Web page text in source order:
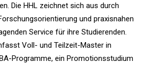
Die HHL zeichnet sich aus durch
und praxisnahen
Service für ihre Studierenden.
Voll- und Teilzeit-Master in
Programme, ein Promotionsstudium